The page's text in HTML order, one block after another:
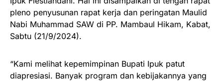
pleno penyusunan rapat kerja dan peringatan Maulid
Nabi Muhammad SAW di PP. Mambaul Hikam, Kabat,
Sabtu (21/9/2024).
“Kami melihat kepemimpinan Bupati Ipuk patut
diapresiasi. Banyak program dan kebijakannya yang